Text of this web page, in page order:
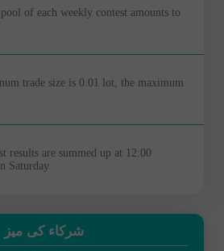
of each weekly contest amounts to
trade size is 0.01 lot, the maximum
results are summed up at 12:00
Saturday
شرکاء کی میز